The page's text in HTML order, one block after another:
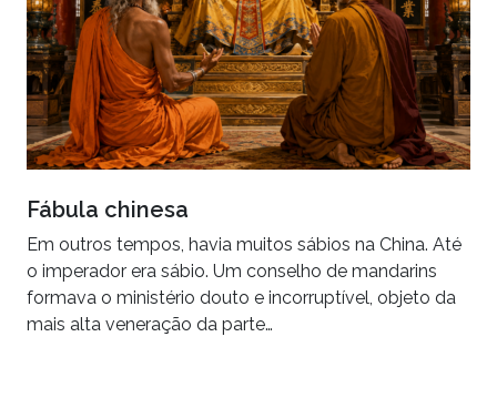
Fábula chinesa
Em outros tempos, havia muitos sábios na China. Até
o imperador era sábio. Um conselho de mandarins
formava o ministério douto e incorruptível, objeto da
mais alta veneração da parte…